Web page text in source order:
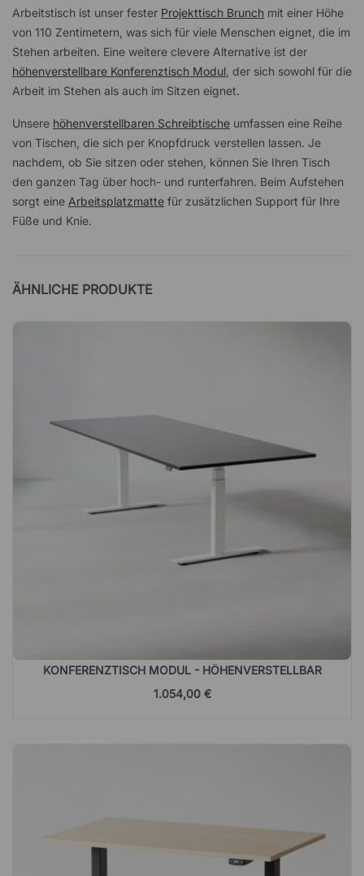
Arbeitstisch ist unser fester Projekttisch Brunch mit einer Höhe
von 110 Zentimetern, was sich für viele Menschen eignet, die im
Stehen arbeiten. Eine weitere clevere Alternative ist der
höhenverstellbare Konferenztisch Modul , der sich sowohl für die
Arbeit im Stehen als auch im Sitzen eignet.
Unsere höhenverstellbaren Schreibtische umfassen eine Reihe
von Tischen, die sich per Knopfdruck verstellen lassen. Je
nachdem, ob Sie sitzen oder stehen, können Sie Ihren Tisch
den ganzen Tag über hoch- und runterfahren. Beim Aufstehen
sorgt eine Arbeitsplatzmatte für zusätzlichen Support für Ihre
Füße und Knie.
ÄHNLICHE PRODUKTE
KONFERENZTISCH MODUL - HÖHENVERSTELLBAR
1.054,00 €